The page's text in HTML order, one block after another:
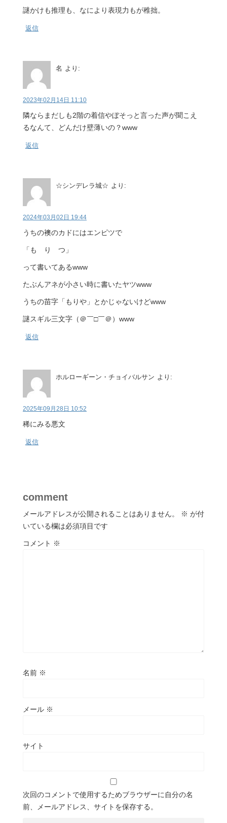
謎かけも推理も、なにより表現力もが稚拙。
返信
名 より:
2023年02月14日 11:10
隣ならまだしも2階の着信やぼそっと言った声が聞こえ
るなんて、どんだけ壁薄いの？www
返信
☆シンデレラ城☆ より:
2024年03月02日 19:44
うちの襖のカドにはエンピツで
「も り つ」
って書いてあるwww
たぶんアネが小さい時に書いたヤツwww
うちの苗字「もりや」とかじゃないけどwww
謎スギル三文字（＠￣□￣＠）www
返信
ホルローギーン・チョイバルサン より:
2025年09月28日 10:52
稀にみる悪文
返信
comment
メールアドレスが公開されることはありません。 ※ が付
いている欄は必須項目です
コメント ※
名前 ※
メール ※
サイト
次回のコメントで使用するためブラウザーに自分の名
前、メールアドレス、サイトを保存する。